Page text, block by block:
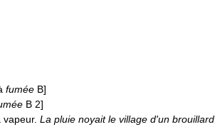
fumée B]
B 2]
La pluie noyait le village d'un brouillard